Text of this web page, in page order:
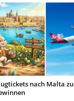
nach Malta zu